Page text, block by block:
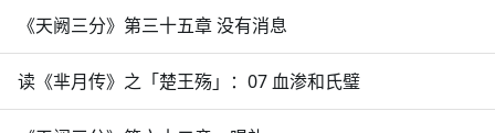
《天阙三分》第三十五章 没有消息
读《芈月传》之「楚王殇」：07 血渗和氏璧